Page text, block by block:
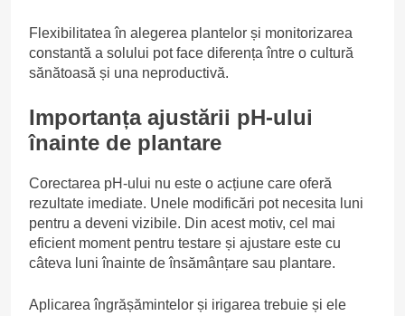
Flexibilitatea în alegerea plantelor și monitorizarea
constantă a solului pot face diferența între o cultură
sănătoasă și una neproductivă.
Importanța ajustării pH-ului
înainte de plantare
Corectarea pH-ului nu este o acțiune care oferă
rezultate imediate. Unele modificări pot necesita luni
pentru a deveni vizibile. Din acest motiv, cel mai
eficient moment pentru testare și ajustare este cu
câteva luni înainte de însămânțare sau plantare.
Aplicarea îngrășămintelor și irigarea trebuie și ele